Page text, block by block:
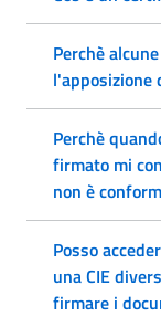
Perchè
l'apposizione
Perchè
firmato mi
non è
Posso
una CIE
firmare i